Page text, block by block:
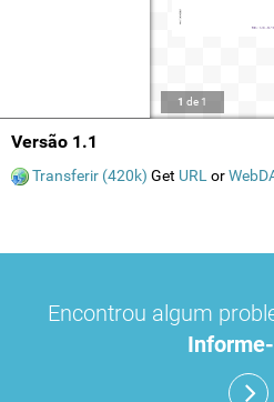
1 de 1
Versão 1.1
Transferir (420k) Get URL or
Encontrou algum